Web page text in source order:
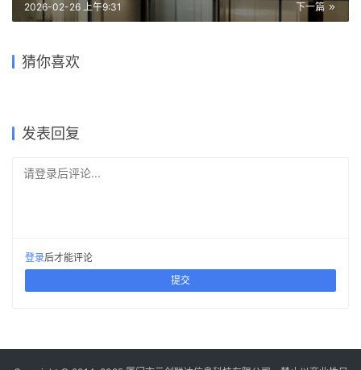
下一篇
2026-02-26 上午9:31
猜你喜欢
de Geyter
克里斯蒂安·凯雷兹｜
Faculty of Economics, Ghent
University | Xaveer de
发表回复
请登录后评论...
登录后才能评论
提交